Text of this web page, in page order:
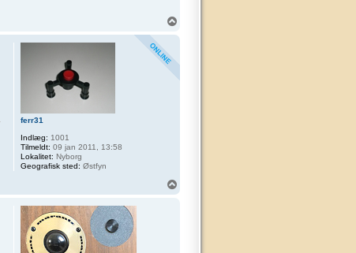
ferr31
Indlæg: 1001
Tilmeldt: 09 jan 2011, 13:58
Lokalitet: Nyborg
Geografisk sted: Østfyn